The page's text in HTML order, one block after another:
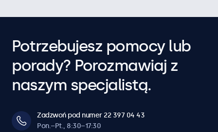
Potrzebujesz pomocy lub
porady? Porozmawiaj z
naszym specjalistą.
Zadzwoń pod numer 22 397 04 43
Pon.–Pt., 8:30–17:30